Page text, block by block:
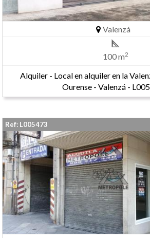
Valenzá
100 m2
Alquiler - Local en alquiler en la
Ourense - Valenzá -
Ref: L005473